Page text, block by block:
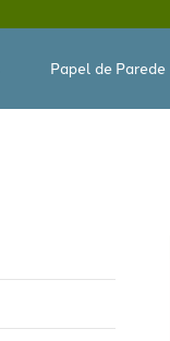
Papel de Parede